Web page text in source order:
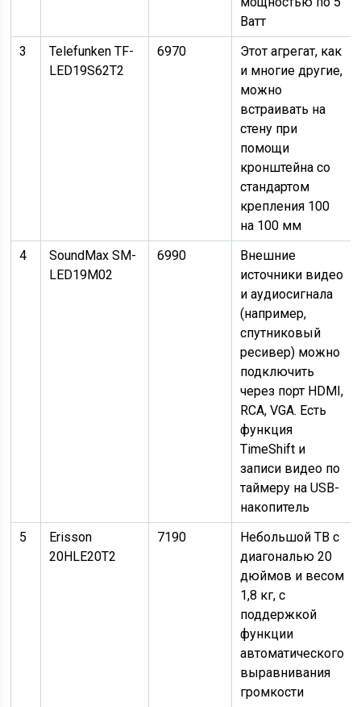
Ватт
3
Telefunken TF-
LED19S62T2
6970
Этот агрегат, как
и многие другие,
можно
встраивать на
стену при
помощи
кронштейна со
стандартом
крепления 100
на 100 мм
4
SoundMax SM-
LED19M02
6990
Внешние
источники видео
и аудиосигнала
(например,
спутниковый
ресивер) можно
подключить
через порт HDMI,
RCA, VGA. Есть
функция
TimeShift и
записи видео по
таймеру на USB-
накопитель
5
Erisson
20HLE20T2
7190
Небольшой ТВ с
диагональю 20
дюймов и весом
1,8 кг, с
поддержкой
функции
автоматического
выравнивания
громкости